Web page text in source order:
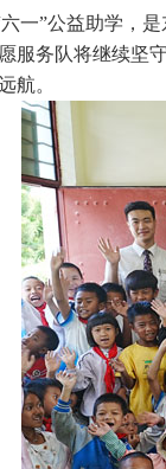
六一”公益助学，
服务队将继续坚
航。